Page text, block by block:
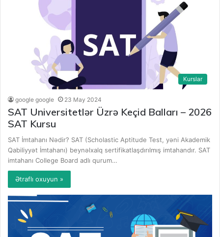
Kurslar
google google 23 May 2024
SAT Universitetlər Üzrə Keçid Balları – 2026
SAT Kursu
SAT İmtahanı Nədir? SAT (Scholastic Aptitude Test, yəni Akademik
Qabiliyyət İmtahanı) beynəlxalq sertifikatlaşdırılmış imtahandır. SAT
imtahanı College Board adlı qurum…
Ətraflı oxuyun »